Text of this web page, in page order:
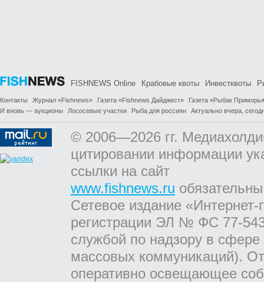
FISHNEWS Online Крабовые квоты Инвестквоты
Контакты Журнал «Fishnews» Газета «Fishnews Дайджест»
Газета «Рыбак
И вновь — аукционы
Лососевые участки Рыба для россиян Актуально вчера,
© 2006—2026 гг.
цитировании информации
ссылки на сайт
www.fishnews.ru
Сетевое издание
регистрации ЭЛ № ФС 77-
службой по надзору в
массовых коммуникаций).
оперативно освещающее